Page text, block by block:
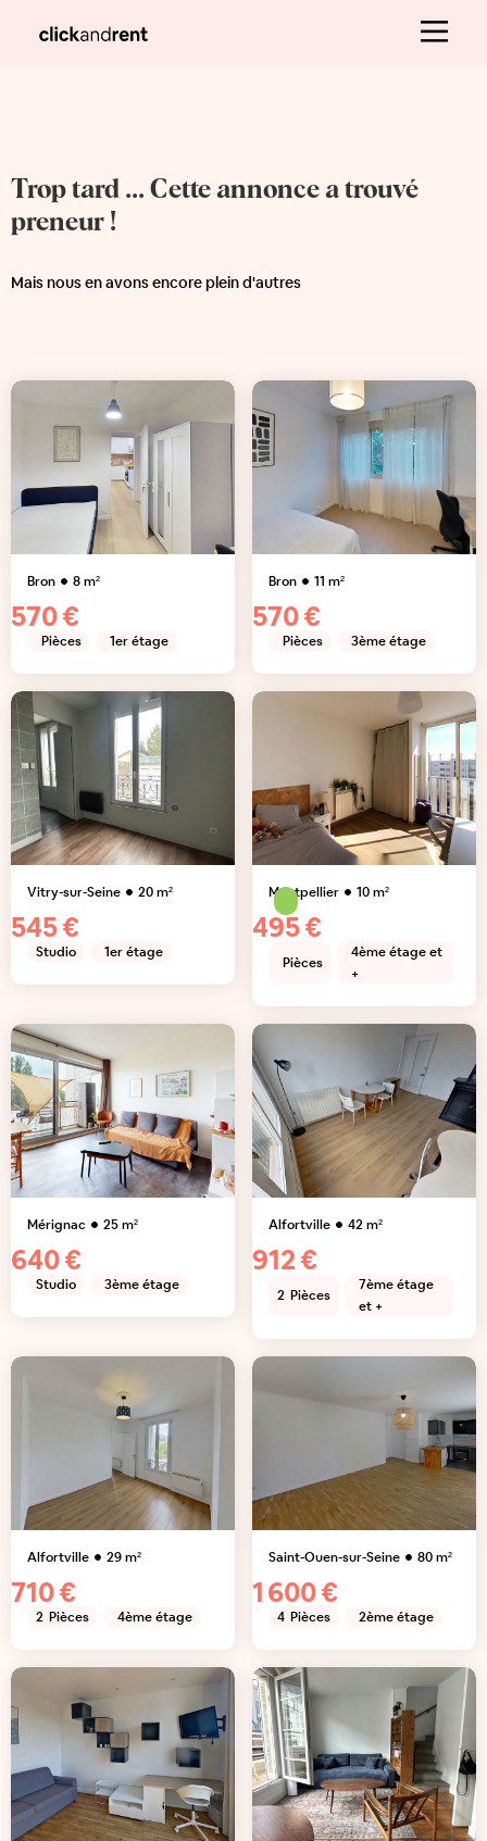
Trop tard ... Cette annonce a trouvé
preneur !
Mais nous en avons encore plein d'autres
Bron 8m²
570 €
Pièces 1er étage
Bron 11 m²
570 €
Pièces 3ème étage
Vitry-sur-Seine 20m²
545 €
Studio 1er étage
Montpellier 10m²
495 €
Pièces
4ème étage et
+
Mérignac 25m²
640 €
Studio 3ème étage
Alfortville 42m²
912 €
2 Pièces
7ème étage
et +
Alfortville 29m²
710 €
2 Pièces 4ème étage
Saint-Ouen-sur-Seine 80m²
1 600 €
4 Pièces 2ème étage